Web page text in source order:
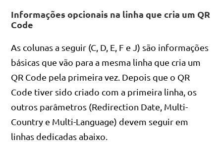
Informações opcionais na linha que cria um QR
Code
As colunas a seguir (C, D, E, F e J) são informações
básicas que vão para a mesma linha que cria um
QR Code pela primeira vez. Depois que o QR
Code tiver sido criado com a primeira linha, os
outros parâmetros (Redirection Date, Multi-
Country e Multi-Language) devem seguir em
linhas dedicadas abaixo.